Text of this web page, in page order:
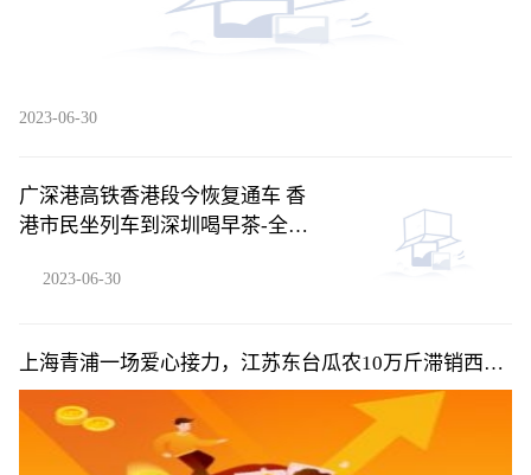
2023-06-30
广深港高铁香港段今恢复通车 香
港市民坐列车到深圳喝早茶-全球
2023-06-30
上海青浦一场爱心接力，江苏东台瓜农10万斤滞销西瓜
5天卖完